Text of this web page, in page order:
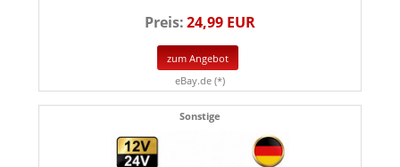
Preis:24,99 EUR
zum Angebot
eBay.de (*)
Sonstige